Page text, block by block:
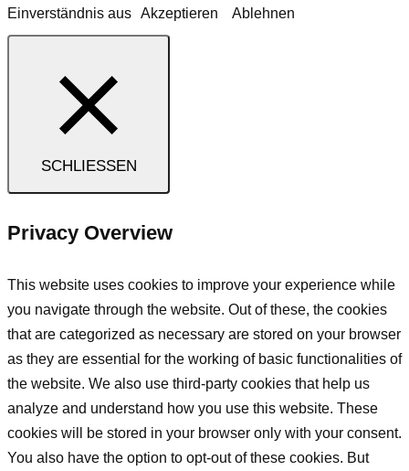
Einverständnis aus Akzeptieren Ablehnen
SCHLIESSEN
Privacy Overview
This website uses cookies to improve your experience while
you navigate through the website. Out of these, the cookies
that are categorized as necessary are stored on your browser
as they are essential for the working of basic functionalities of
the website. We also use third-party cookies that help us
analyze and understand how you use this website. These
cookies will be stored in your browser only with your consent.
You also have the option to opt-out of these cookies. But